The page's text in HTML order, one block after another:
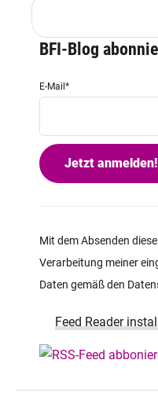
BFI-Blog
E-Mail*
Mit dem Absenden
Verarbeitung meiner
Daten gemäß den
Feed Reader